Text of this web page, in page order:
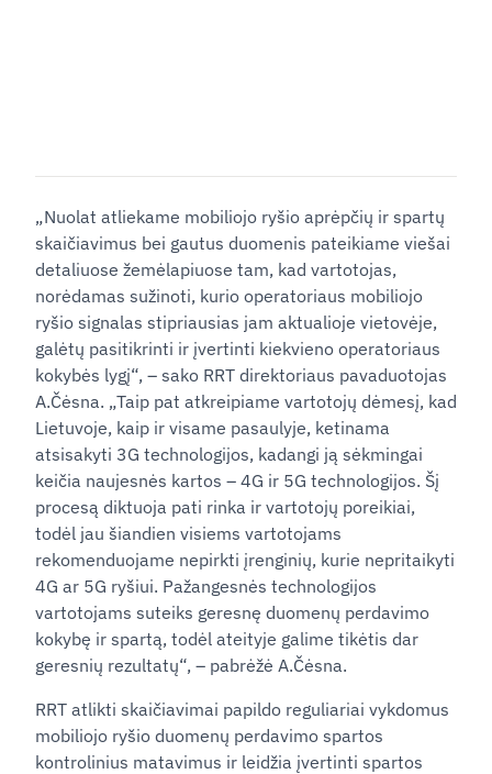
„Nuolat atliekame mobiliojo ryšio aprėpčių ir spartų
skaičiavimus bei gautus duomenis pateikiame viešai
detaliuose žemėlapiuose tam, kad vartotojas,
norėdamas sužinoti, kurio operatoriaus mobiliojo
ryšio signalas stipriausias jam aktualioje vietovėje,
galėtų pasitikrinti ir įvertinti kiekvieno operatoriaus
kokybės lygį“, – sako RRT direktoriaus pavaduotojas
A.Čėsna. „Taip pat atkreipiame vartotojų dėmesį, kad
Lietuvoje, kaip ir visame pasaulyje, ketinama
atsisakyti 3G technologijos, kadangi ją sėkmingai
keičia naujesnės kartos – 4G ir 5G technologijos. Šį
procesą diktuoja pati rinka ir vartotojų poreikiai,
todėl jau šiandien visiems vartotojams
rekomenduojame nepirkti įrenginių, kurie nepritaikyti
4G ar 5G ryšiui. Pažangesnės technologijos
vartotojams suteiks geresnę duomenų perdavimo
kokybę ir spartą, todėl ateityje galime tikėtis dar
geresnių rezultatų“, – pabrėžė A.Čėsna.
RRT atlikti skaičiavimai papildo reguliariai vykdomus
mobiliojo ryšio duomenų perdavimo spartos
kontrolinius matavimus ir leidžia įvertinti spartos